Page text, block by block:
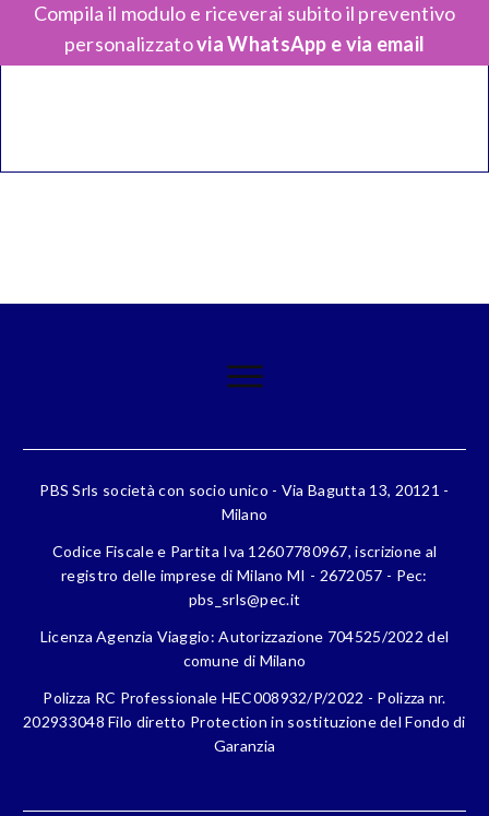
Compila il modulo e riceverai subito il preventivo
personalizzatovia WhatsApp e via email
PBS Srls società con socio unico - Via Bagutta 13, 20121 -
Milano
Codice Fiscale e Partita Iva 12607780967, iscrizione al
registro delle imprese di Milano MI - 2672057 - Pec:
pbs_srls@pec.it
Licenza Agenzia Viaggio: Autorizzazione 704525/2022 del
comune di Milano
Polizza RC Professionale HEC008932/P/2022 - Polizza nr.
202933048 Filo diretto Protection in sostituzione del Fondo di
Garanzia